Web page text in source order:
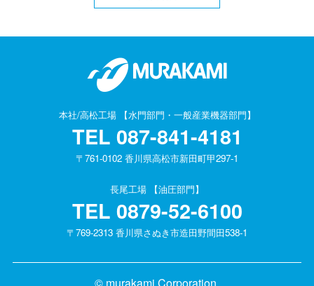
本社/高松工場 【水門部門・一般産業機器部門】
TEL 087-841-4181
〒761-0102 香川県高松市新田町甲297-1
長尾工場 【油圧部門】
TEL 0879-52-6100
〒769-2313 香川県さぬき市造田野間田538-1
© murakami Corporation.